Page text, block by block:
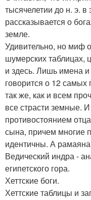
тысячелетии до н. э. в
рассказывается о
земле.
Удивительно, но миф
шумерских таблицах,
и здесь. Лишь имена
говорится о 12 самых
так же, как и всем
все страсти земные.
противостоянием
сына, причем многие
идентичны. А
Ведический индра -
египетского гора.
Хеттские боги.
Хеттские таблицы и